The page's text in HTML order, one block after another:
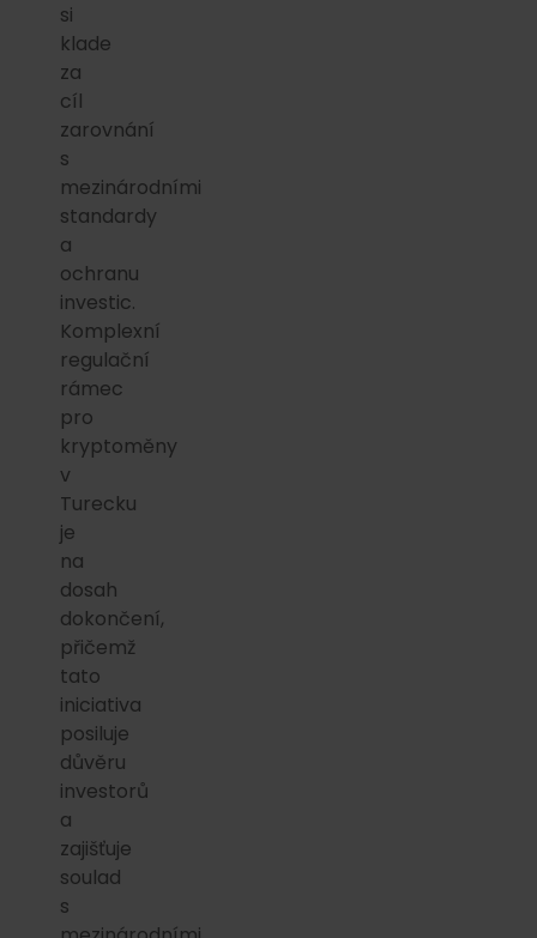
si
klade
za
cíl
zarovnání
s
mezinárodními
standardy
a
ochranu
investic.
Komplexní
regulační
rámec
pro
kryptoměny
v
Turecku
je
na
dosah
dokončení,
přičemž
tato
iniciativa
posiluje
důvěru
investorů
a
zajišťuje
soulad
s